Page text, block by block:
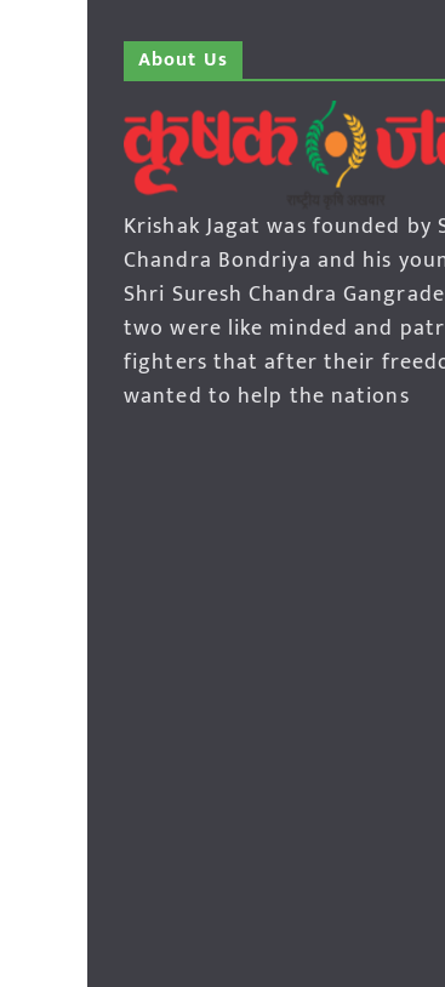
About Us
Krishak Jagat was founded by
Chandra Bondriya and his
Shri Suresh Chandra
two were like minded and
fighters that after their
wanted to help the nations